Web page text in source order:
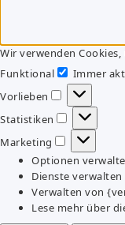
Wir verwenden
Funktional
Immer
Vorlieben
Vorlieben
Statistiken
Statistiken
Marketing
Marketing
Optionen
Dienste verwalten
Verwalten von
Lese mehr über